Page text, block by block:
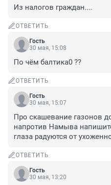
Из налогов граждан....
ОТВЕТИТЬ
Гость
30 мая, 15:08
По чём балтика0 ??
ОТВЕТИТЬ
Гость
30 мая, 15:07
Про скашевание газонов
напротив Намыва
глаза радуются от
ОТВЕТИТЬ
Гость
30 мая, 13:20